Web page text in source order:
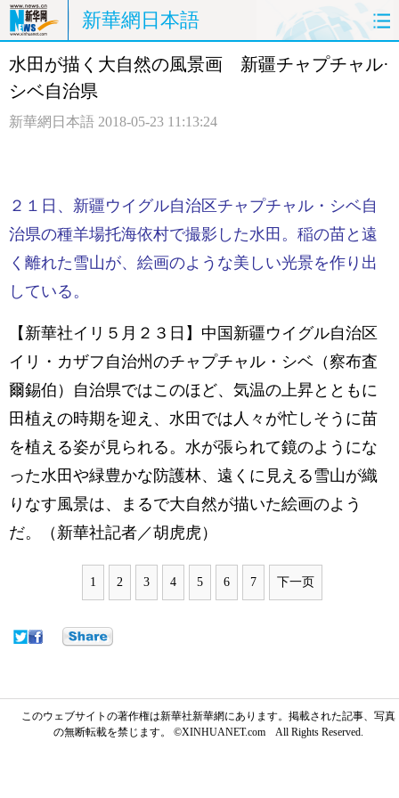
新華網日本語
ホームページ 政治 経済
中日対訳
水田が描く大自然の風景画 新疆チャプチャル·
シベ自治県
新華網日本語 2018-05-23 11:13:24
２１日、新疆ウイグル自治区チャプチャル・シベ自
治県の種羊場托海依村で撮影した水田。稲の苗と遠
く離れた雪山が、絵画のような美しい光景を作り出
している。
【新華社イリ５月２３日】中国新疆ウイグル自治区
イリ・カザフ自治州のチャプチャル・シベ（察布査
爾錫伯）自治県ではこのほど、気温の上昇とともに
田植えの時期を迎え、水田では人々が忙しそうに苗
を植える姿が見られる。水が張られて鏡のようにな
った水田や緑豊かな防護林、遠くに見える雪山が織
りなす風景は、まるで大自然が描いた絵画のよう
だ。（新華社記者／胡虎虎）
1 2 3 4 5 6 7 下一页
このウェブサイトの著作権は新華社新華網にあります。掲載された記事、写真
の無断転載を禁じます。 ©XINHUANET.com All Rights Reserved.